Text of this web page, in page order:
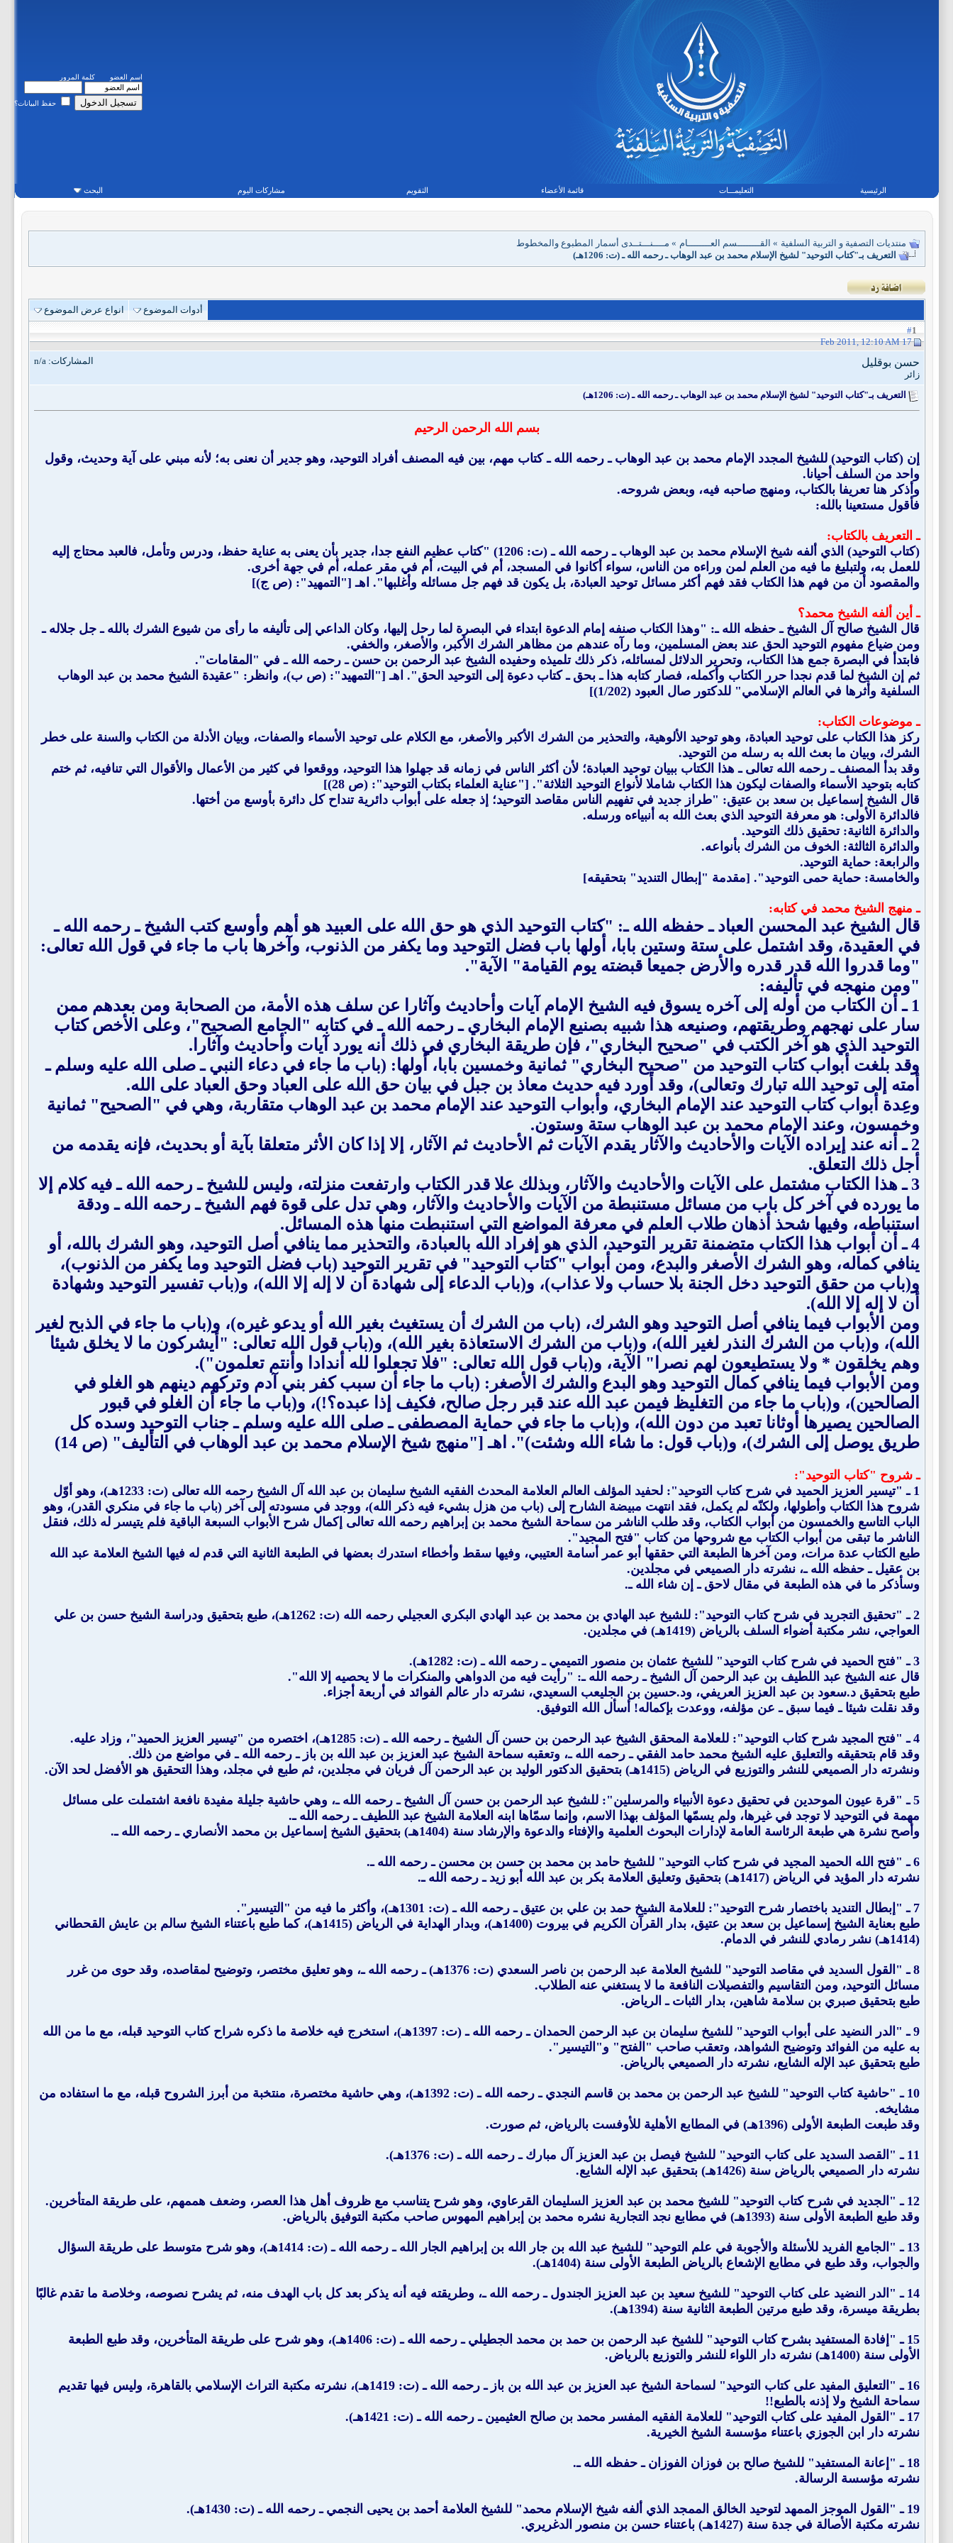
اسم العضو كلمة المرور
حفظ البيانات؟
الرئيسية التعليمـــات قائمة الأعضاء التقويم مشاركات اليوم البحث
منتديات التصفية و التربية السلفية » القــــــــسم العــــــــام » مــــنـــتــدى أسمار المطبوع والمخطوط
التعريف بـ"كتاب التوحيد" لشيخ الإسلام محمد بن عبد الوهاب ـ رحمه الله ـ (ت: 1206هـ)
أدوات الموضوع
انواع عرض الموضوع
1
17 Feb 2011, 12:10 AM
حسن بوقليل
زائر
المشاركات: n/a
التعريف بـ"كتاب التوحيد" لشيخ الإسلام محمد بن عبد الوهاب ـ رحمه الله ـ (ت: 1206هـ)
بسم الله الرحمن الرحيم
إن (كتاب التوحيد) للشيخ المجدد الإمام محمد بن عبد الوهاب ـ رحمه الله ـ كتاب مهم، بين فيه المصنف أفراد التوحيد، وهو جدير أن نعنى به؛ لأنه مبني على آية وحديث، وقول
واحد من السلف أحيانا.
وأذكر هنا تعريفا بالكتاب، ومنهج صاحبه فيه، وبعض شروحه.
فأقول مستعينا بالله:
ـ التعريف بالكتاب:
(كتاب التوحيد) الذي ألفه شيخ الإسلام محمد بن عبد الوهاب ـ رحمه الله ـ (ت: 1206) "كتاب عظيم النفع جدا، جدير بأن يعنى به عناية حفظ، ودرس وتأمل، فالعبد محتاج إليه
للعمل به، ولتبليغ ما فيه من العلم لمن وراءه من الناس، سواء أكانوا في المسجد، أم في البيت، أم في مقر عمله، أم في جهة أخرى.
والمقصود أن من فهم هذا الكتاب فقد فهم أكثر مسائل توحيد العبادة، بل يكون قد فهم جل مسائله وأغلبها". اهـ ["التمهيد": (ص ج)]
ـ أين ألفه الشيخ محمد؟
قال الشيخ صالح آل الشيخ ـ حفظه الله ـ: "وهذا الكتاب صنفه إمام الدعوة ابتداء في البصرة لما رحل إليها، وكان الداعي إلى تأليفه ما رأى من شيوع الشرك بالله ـ جل جلاله ـ
ومن ضياع مفهوم التوحيد الحق عند بعض المسلمين، وما رآه عندهم من مظاهر الشرك الأكبر، والأصغر، والخفي.
فابتدأ في البصرة جمع هذا الكتاب، وتحرير الدلائل لمسائله، ذكر ذلك تلميذه وحفيده الشيخ عبد الرحمن بن حسن ـ رحمه الله ـ في "المقامات".
ثم إن الشيخ لما قدم نجدا حرر الكتاب وأكمله، فصار كتابه هذا ـ بحق ـ كتاب دعوة إلى التوحيد الحق". اهـ ["التمهيد": (ص ب)، وانظر: "عقيدة الشيخ محمد بن عبد الوهاب
السلفية وأثرها في العالم الإسلامي" للدكتور صال العبود (1/202)]
ـ موضوعات الكتاب:
ركز هذا الكتاب على توحيد العبادة، وهو توحيد الألوهية، والتحذير من الشرك الأكبر والأصغر، مع الكلام على توحيد الأسماء والصفات، وبيان الأدلة من الكتاب والسنة على خطر
الشرك، وبيان ما بعث الله به رسله من التوحيد.
وقد بدأ المصنف ـ رحمه الله تعالى ـ هذا الكتاب ببيان توحيد العبادة؛ لأن أكثر الناس في زمانه قد جهلوا هذا التوحيد، ووقعوا في كثير من الأعمال والأقوال التي تنافيه، ثم ختم
كتابه بتوحيد الأسماء والصفات ليكون هذا الكتاب شاملا لأنواع التوحيد الثلاثة". ["عناية العلماء بكتاب التوحيد": (ص 28)]
قال الشيخ إسماعيل بن سعد بن عتيق: "طراز جديد في تفهيم الناس مقاصد التوحيد؛ إذ جعله على أبواب دائرية تنداح كل دائرة بأوسع من أختها.
فالدائرة الأولى: هو معرفة التوحيد الذي بعث الله به أنبياءه ورسله.
والدائرة الثانية: تحقيق ذلك التوحيد.
والدائرة الثالثة: الخوف من الشرك بأنواعه.
والرابعة: حماية التوحيد.
والخامسة: حماية حمى التوحيد". [مقدمة "إبطال التنديد" بتحقيقه]
ـ منهج الشيخ محمد في كتابه:
قال الشيخ عبد المحسن العباد ـ حفظه الله ـ: "كتاب التوحيد الذي هو حق الله على العبيد هو أهم وأوسع كتب الشيخ ـ رحمه الله ـ
في العقيدة، وقد اشتمل على ستة وستين بابا، أولها باب فضل التوحيد وما يكفر من الذنوب، وآخرها باب ما جاء في قول الله تعالى:
"وما قدروا الله قدر قدره والأرض جميعا قبضته يوم القيامة" الآية".
"ومن منهجه في تأليفه:
1 ـ أن الكتاب من أوله إلى آخره يسوق فيه الشيخ الإمام آيات وأحاديث وآثارا عن سلف هذه الأمة، من الصحابة ومن بعدهم ممن
سار على نهجهم وطريقتهم، وصنيعه هذا شبيه بصنيع الإمام البخاري ـ رحمه الله ـ في كتابه "الجامع الصحيح"، وعلى الأخص كتاب
التوحيد الذي هو آخر الكتب في "صحيح البخاري"، فإن طريقة البخاري في ذلك أنه يورد آيات وأحاديث وآثارا.
وقد بلغت أبواب كتاب التوحيد من "صحيح البخاري" ثمانية وخمسين بابا، أولها: (باب ما جاء في دعاء النبي ـ صلى الله عليه وسلم ـ
أمته إلى توحيد الله تبارك وتعالى)، وقد أورد فيه حديث معاذ بن جبل في بيان حق الله على العباد وحق العباد على الله.
وعِدة أبواب كتاب التوحيد عند الإمام البخاري، وأبواب التوحيد عند الإمام محمد بن عبد الوهاب متقاربة، وهي في "الصحيح" ثمانية
وخمسون، وعند الإمام محمد بن عبد الوهاب ستة وستون.
2 ـ أنه عند إيراده الآيات والأحاديث والآثار يقدم الآيات ثم الأحاديث ثم الآثار، إلا إذا كان الأثر متعلقا بآية أو بحديث، فإنه يقدمه من
أجل ذلك التعلق.
3 ـ هذا الكتاب مشتمل على الآيات والأحاديث والآثار، وبذلك علا قدر الكتاب وارتفعت منزلته، وليس للشيخ ـ رحمه الله ـ فيه كلام إلا
ما يورده في آخر كل باب من مسائل مستنبطة من الآيات والأحاديث والآثار، وهي تدل على قوة فهم الشيخ ـ رحمه الله ـ ودقة
استنباطه، وفيها شحذ أذهان طلاب العلم في معرفة المواضع التي استنبطت منها هذه المسائل.
4 ـ أن أبواب هذا الكتاب متضمنة تقرير التوحيد، الذي هو إفراد الله بالعبادة، والتحذير مما ينافي أصل التوحيد، وهو الشرك بالله، أو
ينافي كماله، وهو الشرك الأصغر والبدع، ومن أبواب "كتاب التوحيد" في تقرير التوحيد (باب فضل التوحيد وما يكفر من الذنوب)،
و(باب من حقق التوحيد دخل الجنة بلا حساب ولا عذاب)، و(باب الدعاء إلى شهادة أن لا إله إلا الله)، و(باب تفسير التوحيد وشهادة
أن لا إله إلا الله).
ومن الأبواب فيما ينافي أصل التوحيد وهو الشرك، (باب من الشرك أن يستغيث بغير الله أو يدعو غيره)، و(باب ما جاء في الذبح لغير
الله)، و(باب من الشرك النذر لغير الله)، و(باب من الشرك الاستعاذة بغير الله)، و(باب قول الله تعالى: "أيشركون ما لا يخلق شيئا
وهم يخلقون * ولا يستطيعون لهم نصرا" الآية، و(باب قول الله تعالى: "فلا تجعلوا لله أندادا وأنتم تعلمون").
ومن الأبواب فيما ينافي كمال التوحيد وهو البدع والشرك الأصغر: (باب ما جاء أن سبب كفر بني آدم وتركهم دينهم هو الغلو في
الصالحين)، و(باب ما جاء من التغليظ فيمن عبد الله عند قبر رجل صالح، فكيف إذا عبده؟!)، و(باب ما جاء أن الغلو في قبور
الصالحين يصيرها أوثانا تعبد من دون الله)، و(باب ما جاء في حماية المصطفى ـ صلى الله عليه وسلم ـ جناب التوحيد وسده كل
طريق يوصل إلى الشرك)، و(باب قول: ما شاء الله وشئت)". اهـ ["منهج شيخ الإسلام محمد بن عبد الوهاب في التأليف" (ص 14)
ـ شروح "كتاب التوحيد":
1 ـ "
تيسير العزيز الحميد في شرح كتاب التوحيد
": لحفيد المؤلف العالم العلامة المحدث الفقيه الشيخ سليمان بن عبد الله آل الشيخ رحمه الله تعالى (ت: 1233هـ)، وهو أوّل
شروح هذا الكتاب وأطولها، ولكنّه لم يكمل، فقد انتهت مبيضة الشارح إلى (باب من هزل بشيء فيه ذكر الله)، ووجد في مسودته إلى آخر (باب ما جاء في منكري القدر)، وهو
الباب التاسع والخمسون من أبواب الكتاب، وقد طلب الناشر من سماحة الشيخ محمد بن إبراهيم رحمه الله تعالى إكمال شرح الأبواب السبعة الباقية فلم يتيسر له ذلك، فنقل
الناشر ما تبقى من أبواب الكتاب مع شروحها من كتاب "فتح المجيد".
طبع الكتاب عدة مرات، ومن آخرها الطبعة التي حققها أبو عمر أسامة العتيبي، وفيها سقط وأخطاء استدرك بعضها في الطبعة الثانية التي قدم له فيها الشيخ العلامة عبد الله
بن عقيل ـ حفظه الله ـ، نشرته دار الصميعي في مجلدين.
وسأذكر ما في هذه الطبعة في مقال لاحق ـ إن شاء الله ـ.
2 ـ " تحقيق التجريد في شرح كتاب التوحيد
": للشيخ عبد الهادي بن محمد بن عبد الهادي البكري العجيلي رحمه الله (ت: 1262هـ)، طبع بتحقيق ودراسة الشيخ حسن بن علي
العواجي، نشر مكتبة أضواء السلف بالرياض (1419هـ) في مجلدين.
3 ـ " فتح الحميد في شرح كتاب التوحيد" للشيخ عثمان بن منصور التميمي ـ رحمه الله ـ (ت: 1282هـ).
قال عنه الشيخ عبد اللطيف بن عبد الرحمن آل الشيخ ـ رحمه الله ـ: "رأيت فيه من الدواهي والمنكرات ما لا يحصيه إلا الله".
طبع بتحقيق د.سعود بن عبد العزيز العريفي، ود.حسين بن الجليعب السعيدي، نشرته دار عالم الفوائد في أربعة أجزاء.
وقد نقلت شيئا ـ فيما سبق ـ عن مؤلفه، ووعدت بإكماله! أسأل الله التوفيق.
4 ـ " فتح المجيد شرح كتاب التوحيد": للعلامة المحقق الشيخ عبد الرحمن بن حسن آل الشيخ ـ رحمه الله ـ (ت: 1285هـ)، اختصره من "تيسير العزيز الحميد"، وزاد عليه.
وقد قام بتحقيقه والتعليق عليه الشيخ محمد حامد الفقي ـ رحمه الله ـ، وتعقبه سماحة الشيخ عبد العزيز بن عبد الله بن باز ـ رحمه الله ـ في مواضع من ذلك.
ونشرته دار الصميعي للنشر والتوزيع في الرياض (1415هـ) بتحقيق الدكتور الوليد بن عبد الرحمن آل فريان في مجلدين، ثم طبع في مجلد، وهذا التحقيق هو الأفضل لحد الآن.
5 ـ " قرة عيون الموحدين في تحقيق دعوة الأنبياء والمرسلين": للشيخ عبد الرحمن بن حسن آل الشيخ ـ رحمه الله ـ، وهي حاشية جليلة مفيدة نافعة اشتملت على مسائل
مهمة في التوحيد لا توجد في غيرها، ولم يسمّها المؤلف بهذا الاسم، وإنما سمّاها ابنه العلامة الشيخ عبد اللطيف ـ رحمه الله ـ.
وأصح نشرة هي طبعة الرئاسة العامة لإدارات البحوث العلمية والإفتاء والدعوة والإرشاد سنة (1404هـ) بتحقيق الشيخ إسماعيل بن محمد الأنصاري ـ رحمه الله ـ.
6 ـ " فتح الله الحميد المجيد في شرح كتاب التوحيد" للشيخ حامد بن محمد بن حسن بن محسن ـ رحمه الله ـ.
نشرته دار المؤيد في الرياض (1417هـ) بتحقيق وتعليق العلامة بكر بن عبد الله أبو زيد ـ رحمه الله ـ.
7 ـ " إبطال التنديد باختصار شرح التوحيد": للعلامة الشيخ حمد بن علي بن عتيق ـ رحمه الله ـ (ت: 1301هـ)، وأكثر ما فيه من "التيسير".
طبع بعناية الشيخ إسماعيل بن سعد بن عتيق، بدار القرآن الكريم في بيروت (1400هـ)، وبدار الهداية في الرياض (1415هـ)، كما طبع باعتناء الشيخ سالم بن عايش القحطاني
(1414هـ) نشر رمادي للنشر في الدمام.
8 ـ " القول السديد في مقاصد التوحيد
" للشيخ العلامة عبد الرحمن بن ناصر السعدي (ت: 1376هـ) ـ رحمه الله ـ، وهو تعليق مختصر، وتوضيح لمقاصده، وقد حوى من غرر
مسائل التوحيد، ومن التقاسيم والتفصيلات النافعة ما لا يستغني عنه الطلاب.
طبع بتحقيق صبري بن سلامة شاهين، بدار الثبات ـ الرياض.
9 ـ " الدر النضيد على أبواب التوحيد
" للشيخ سليمان بن عبد الرحمن الحمدان ـ رحمه الله ـ (ت: 1397هـ)، استخرج فيه خلاصة ما ذكره شراح كتاب التوحيد قبله، مع ما من الله
به عليه من الفوائد وتوضيح الشواهد، وتعقب صاحب "الفتح" و"التيسير".
طبع بتحقيق عبد الإله الشايع، نشرته دار الصميعي بالرياض.
10 ـ " حاشية كتاب التوحيد
" للشيخ عبد الرحمن بن محمد بن قاسم النجدي ـ رحمه الله ـ (ت: 1392هـ)، وهي حاشية مختصرة، منتخبة من أبرز الشروح قبله، مع ما استفاده من
مشايخه.
وقد طبعت الطبعة الأولى (1396هـ) في المطابع الأهلية للأوفست بالرياض، ثم صورت.
11 ـ " القصد السديد على كتاب التوحيد" للشيخ فيصل بن عبد العزيز آل مبارك ـ رحمه الله ـ (ت: 1376هـ).
نشرته دار الصميعي بالرياض سنة (1426هـ) بتحقيق عبد الإله الشايع.
12 ـ " الجديد في شرح كتاب التوحيد" للشيخ محمد بن عبد العزيز السليمان القرعاوي، وهو شرح يتناسب مع ظروف أهل هذا العصر، وضعف هممهم، على طريقة المتأخرين.
وقد طبع الطبعة الأولى سنة (1393هـ) في مطابع نجد التجارية نشره محمد بن إبراهيم المهوس صاحب مكتبة التوفيق بالرياض.
13 ـ " الجامع الفريد للأسئلة والأجوبة في علم التوحيد
" للشيخ عبد الله بن جار الله بن إبراهيم الجار الله ـ رحمه الله ـ (ت: 1414هـ)، وهو شرح متوسط على طريقة السؤال
والجواب، وقد طبع في مطابع الإشعاع بالرياض الطبعة الأولى سنة (1404هـ).
14 ـ " الدر النضيد على كتاب التوحيد" للشيخ سعيد بن عبد العزيز الجندول ـ رحمه الله ـ، وطريقته فيه أنه يذكر بعد كل باب الهدف منه، ثم يشرح نصوصه، وخلاصة ما تقدم غالبًا
بطريقة ميسرة، وقد طبع مرتين الطبعة الثانية سنة (1394هـ).
15 ـ " إفادة المستفيد بشرح كتاب التوحيد
" للشيخ عبد الرحمن بن حمد بن محمد الجطيلي ـ رحمه الله ـ (ت: 1406هـ)، وهو شرح على طريقة المتأخرين، وقد طبع الطبعة
الأولى سنة (1400هـ) نشرته دار اللواء للنشر والتوزيع بالرياض.
16 ـ " التعليق المفيد على كتاب التوحيد
" لسماحة الشيخ عبد العزيز بن عبد الله بن باز ـ رحمه الله ـ (ت: 1419هـ)، نشرته مكتبة التراث الإسلامي بالقاهرة، وليس فيها تقديم
سماحة الشيخ ولا إذنه بالطبع!!
17 ـ "القول المفيد على كتاب التوحيد" للعلامة الفقيه المفسر محمد بن صالح العثيمين ـ رحمه الله ـ (ت: 1421هـ).
نشرته دار ابن الجوزي باعتناء مؤسسة الشيخ الخيرية.
18 ـ " إعانة المستفيد" للشيخ صالح بن فوزان الفوزان ـ حفظه الله ـ.
نشرته مؤسسة الرسالة.
19 ـ " القول الموجز الممهد لتوحيد الخالق الممجد الذي ألفه شيخ الإسلام محمد" للشيخ العلامة أحمد بن يحيى النجمي ـ رحمه الله ـ (ت: 1430هـ).
نشرته مكتبة الأصالة في جدة سنة (1427هـ) باعتناء حسن بن منصور الدغريري.